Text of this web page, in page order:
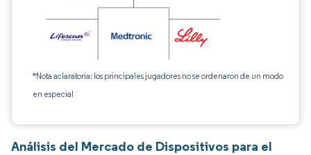
*Nota aclaratoria: los principales jugadores no se ordenaron de un modo
en especial
Análisis del Mercado de Dispositivos para el